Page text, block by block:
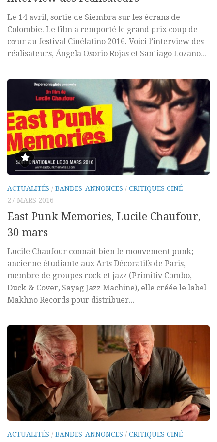
Le 14 avril, sortie de Siembra sur les écrans de
Colombie. Le film a remporté le grand prix coup de
cœur au festival Cinélatino 2016. Voici l’interview des
réalisateurs, Ángela Osorio Rojas et Santiago Lozano...
ACTUALITÉS / BANDES-ANNONCES / CRITIQUES CINÉ
27 MARS 2016
East Punk Memories, Lucile Chaufour,
30 mars
Lucile Chaufour connaît bien le mouvement punk;
ancienne étudiante aux Arts Décoratifs de Paris,
membre de groupes rock et jazz (Primitiv Combo,
Duck & Cover, Sayag Jazz Machine), elle créée le label
Makhno Records pour distribuer...
ACTUALITÉS / BANDES-ANNONCES / CRITIQUES CINÉ